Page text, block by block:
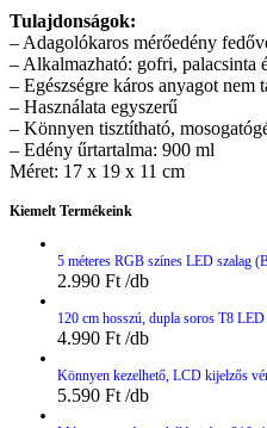
Tulajdonságok:
– Adagolókaros mérőedény
– Alkalmazható: gofri, palacsinta
– Egészségre káros anyagot nem
– Használata egyszerű
– Könnyen tisztítható,
– Edény űrtartalma: 900 ml
Méret: 17 x 19 x 11 cm
Kiemelt Termékeink
5 méteres RGB színes LED szalag
2.990 Ft
120 cm hosszú, dupla soros T8
4.990 Ft
Könnyen kezelhető, LCD kijelzős
5.590 Ft